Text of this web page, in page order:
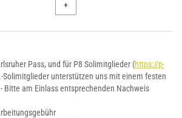
+
Pass, und für P8 Solimitglieder (https://p-
Solimitglieder unterstützen uns mit einem festen
Bitte am Einlass entsprechenden Nachweis